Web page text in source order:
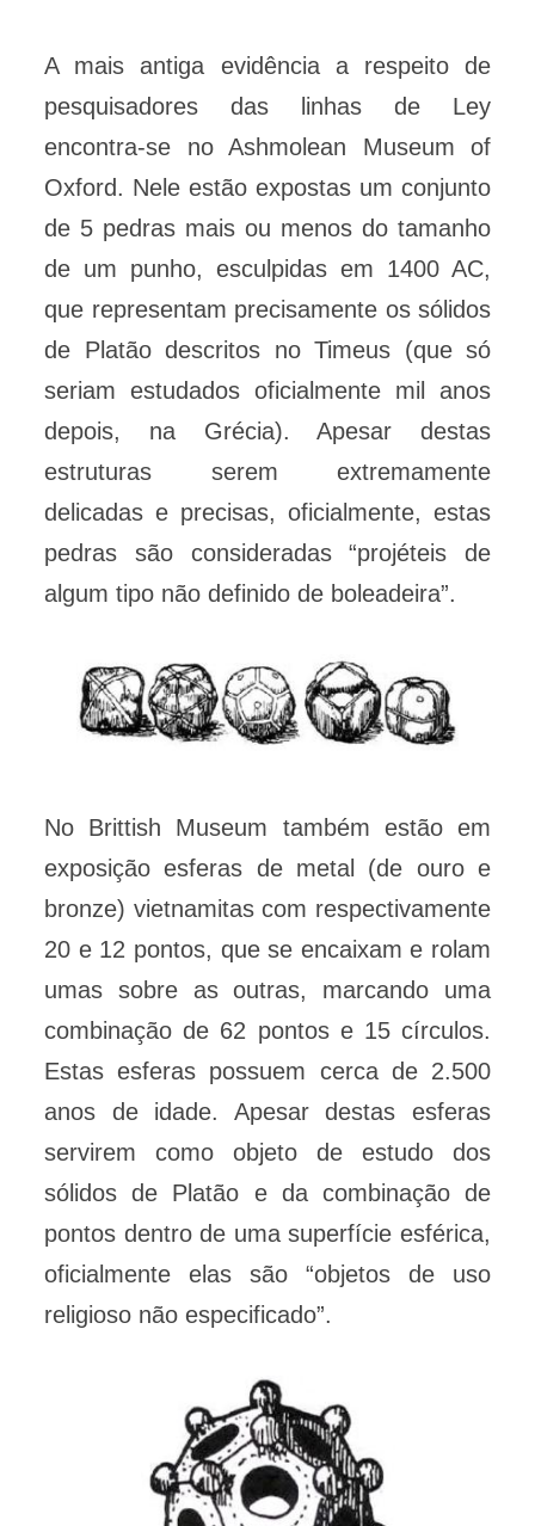
A mais antiga evidência a respeito de
pesquisadores das linhas de Ley
encontra-se no Ashmolean Museum of
Oxford. Nele estão expostas um conjunto
de 5 pedras mais ou menos do tamanho
de um punho, esculpidas em 1400 AC,
que representam precisamente os sólidos
de Platão descritos no Timeus (que só
seriam estudados oficialmente mil anos
depois, na Grécia). Apesar destas
estruturas serem extremamente
delicadas e precisas, oficialmente, estas
pedras são consideradas “projéteis de
algum tipo não definido de boleadeira”.
No Brittish Museum também estão em
exposição esferas de metal (de ouro e
bronze) vietnamitas com respectivamente
20 e 12 pontos, que se encaixam e rolam
umas sobre as outras, marcando uma
combinação de 62 pontos e 15 círculos.
Estas esferas possuem cerca de 2.500
anos de idade. Apesar destas esferas
servirem como objeto de estudo dos
sólidos de Platão e da combinação de
pontos dentro de uma superfície esférica,
oficialmente elas são “objetos de uso
religioso não especificado”.